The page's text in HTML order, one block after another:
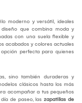
moderno y versátil, ideales
que combina moda y
con una suela flexible y
acabados y colores actuales
perfecta para quienes
sino también duraderas y
clásicos hasta los más
acompañar a tus pequeños
de paseo, las zapatillas de